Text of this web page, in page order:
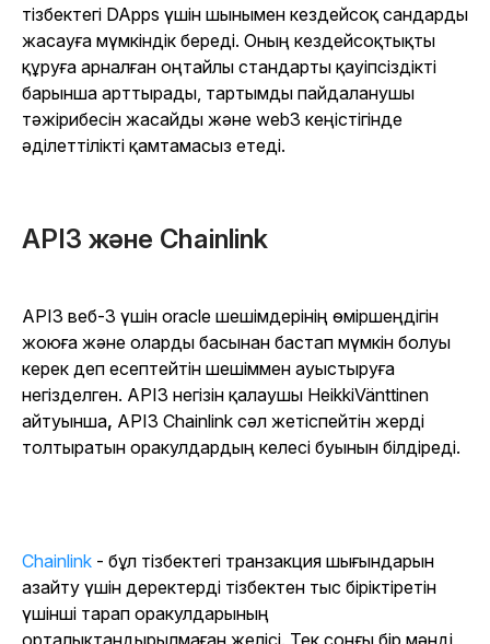
тізбектегі DApps үшін шынымен кездейсоқ сандарды
жасауға мүмкіндік береді. Оның кездейсоқтықты
құруға арналған оңтайлы стандарты қауіпсіздікті
барынша арттырады, тартымды пайдаланушы
тәжірибесін жасайды және web3 кеңістігінде
әділеттілікті қамтамасыз етеді.
API3 және Chainlink
API3 веб-3 үшін oracle шешімдерінің өміршеңдігін
жоюға және оларды басынан бастап мүмкін болуы
керек деп есептейтін шешіммен ауыстыруға
негізделген. API3 негізін қалаушы HeikkiVänttinen
айтуынша, API3 Chainlink сәл жетіспейтін жерді
толтыратын оракулдардың келесі буынын білдіреді.
Chainlink - бұл тізбектегі транзакция шығындарын
азайту үшін деректерді тізбектен тыс біріктіретін
үшінші тарап оракулдарының
орталықтандырылмаған желісі. Тек соңғы бір мәнді